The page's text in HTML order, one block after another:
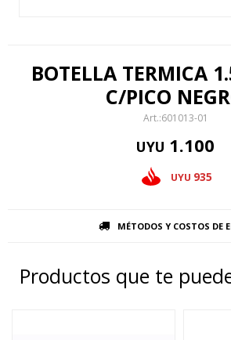
BOTELLA TERMICA
C/PICO
601013-01
UYU 1.100
UYU 935
MÉTODOS Y COSTOS DE
Productos que te